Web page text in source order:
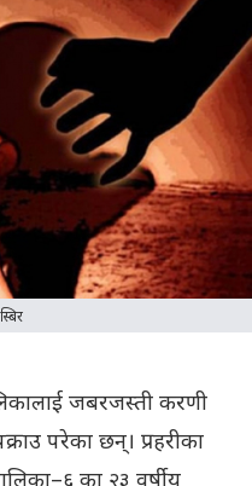
जबरजस्ती करणी
परेका छन्। प्रहरीका